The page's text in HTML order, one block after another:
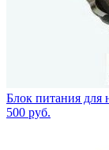
Блок питания для
500 руб.